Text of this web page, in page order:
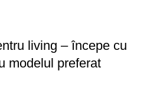
living – începe cu
modelul preferat